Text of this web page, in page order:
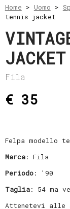
Home > Uomo >
tennis jacket
JACKET
Fila
€ 35
Felpa modello
Marca: Fila
Periodo: '90
Taglia: 54 ma
Attenetevi alle